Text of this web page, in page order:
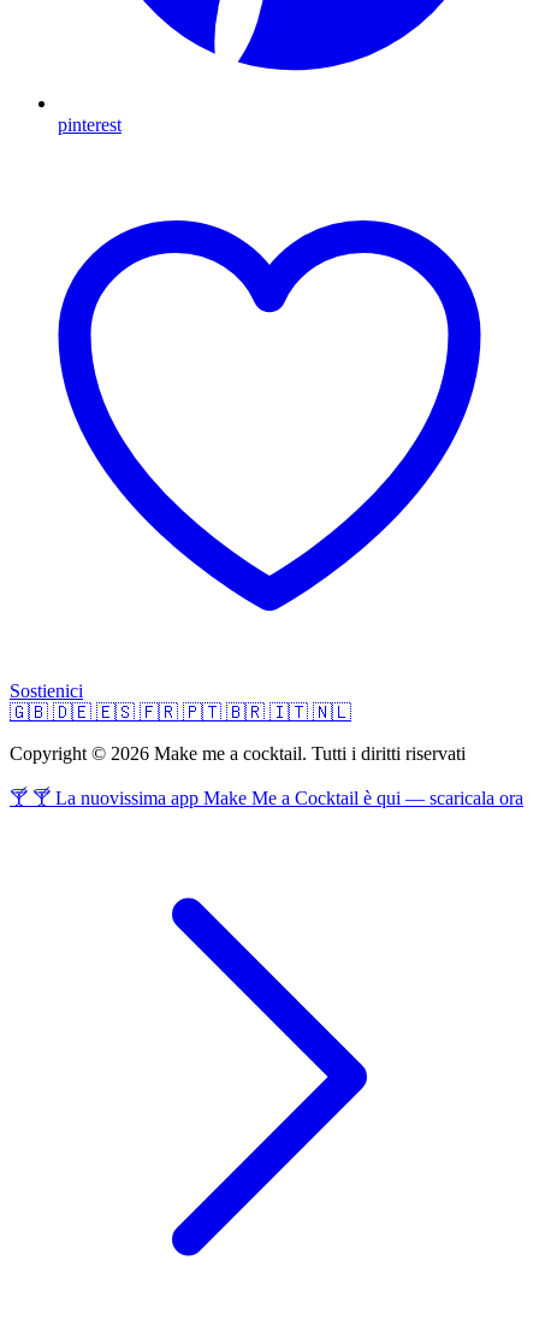
pinterest
Sostienici
🇬🇧 🇩🇪 🇪🇸 🇫🇷 🇵🇹 🇧🇷 🇮🇹 🇳🇱
Copyright © 2026 Make me a cocktail. Tutti i diritti riservati
🍸 🍸 La nuovissima app Make Me a Cocktail è qui — scaricala ora